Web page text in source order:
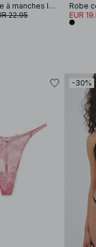
Haut Soft Line à manches longues et col cheminée
22.95 EUR
-30%